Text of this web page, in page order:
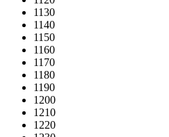
1130
1140
1150
1160
1170
1180
1190
1200
1210
1220